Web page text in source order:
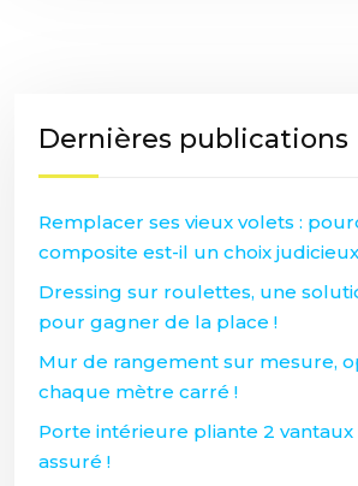
Dernières publications
Remplacer ses vieux volets :
composite est-il un choix
Dressing sur roulettes, une
pour gagner de la place !
Mur de rangement sur mesure,
chaque mètre carré !
Porte intérieure pliante 2 vantaux
assuré !